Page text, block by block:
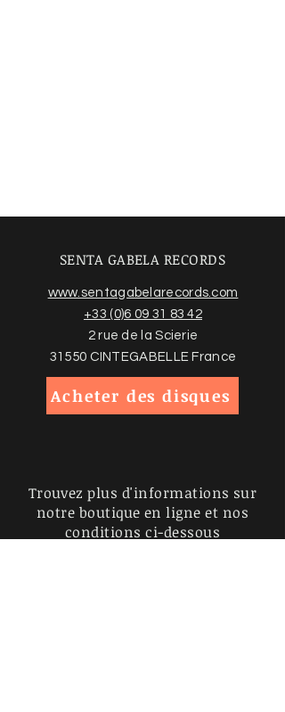
SENTA GABELA RECORDS
www.sentagabelarecords.com
+33 (0)6 09 31 83 42
2 rue de la Scierie
31550 CINTEGABELLE France
Acheter des disques
Trouvez plus d'informations sur
notre boutique en ligne et nos
conditions ci-dessous